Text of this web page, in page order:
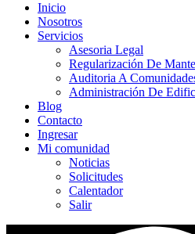
Inicio
Nosotros
Servicios
Asesoria Legal
Regularización De
Auditoria A
Administración De
Blog
Contacto
Ingresar
Mi comunidad
Noticias
Solicitudes
Calentador
Salir